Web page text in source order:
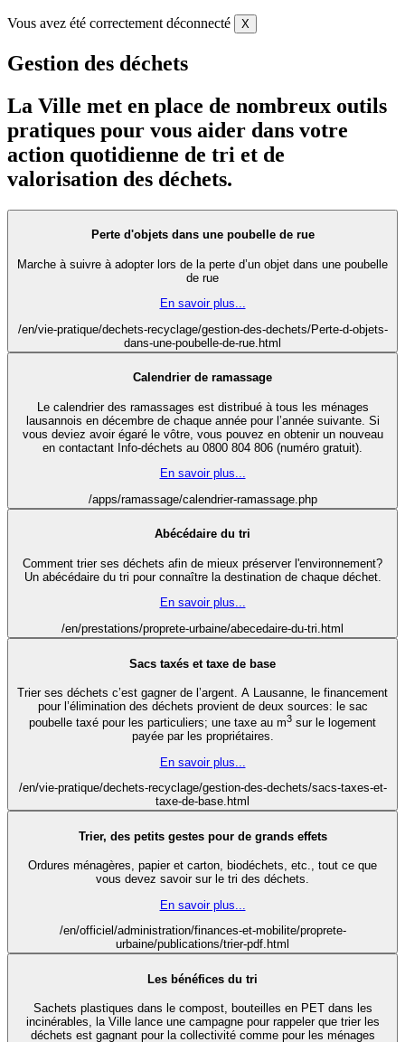
Vous avez été correctement déconnecté X
Gestion des déchets
La Ville met en place de nombreux outils
pratiques pour vous aider dans votre
action quotidienne de tri et de
valorisation des déchets.
Perte d'objets dans une poubelle de rue
Marche à suivre à adopter lors de la perte d’un objet dans une poubelle
de rue
En savoir plus...
/en/vie-pratique/dechets-recyclage/gestion-des-dechets/Perte-d-objets-
dans-une-poubelle-de-rue.html
Calendrier de ramassage
Le calendrier des ramassages est distribué à tous les ménages
lausannois en décembre de chaque année pour l’année suivante. Si
vous deviez avoir égaré le vôtre, vous pouvez en obtenir un nouveau
en contactant Info-déchets au 0800 804 806 (numéro gratuit).
En savoir plus...
/apps/ramassage/calendrier-ramassage.php
Abécédaire du tri
Comment trier ses déchets afin de mieux préserver l'environnement?
Un abécédaire du tri pour connaître la destination de chaque déchet.
En savoir plus...
/en/prestations/proprete-urbaine/abecedaire-du-tri.html
Sacs taxés et taxe de base
Trier ses déchets c’est gagner de l’argent. A Lausanne, le financement
pour l’élimination des déchets provient de deux sources: le sac
poubelle taxé pour les particuliers; une taxe au m3 sur le logement
payée par les propriétaires.
En savoir plus...
/en/vie-pratique/dechets-recyclage/gestion-des-dechets/sacs-taxes-et-
taxe-de-base.html
Trier, des petits gestes pour de grands effets
Ordures ménagères, papier et carton, biodéchets, etc., tout ce que
vous devez savoir sur le tri des déchets.
En savoir plus...
/en/officiel/administration/finances-et-mobilite/proprete-
urbaine/publications/trier-pdf.html
Les bénéfices du tri
Sachets plastiques dans le compost, bouteilles en PET dans les
incinérables, la Ville lance une campagne pour rappeler que trier les
déchets est gagnant pour la collectivité comme pour les ménages